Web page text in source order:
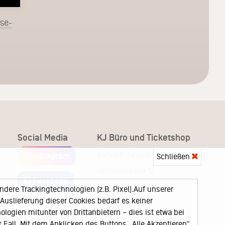
Social Media
Facebook
KJ Büro und Ticketshop
Karsten Jahnke Konzertdirektion
22767 Hamburg
Schließen
Trackingtechnologien (z.B. Pixel).Auf unserer
dieser Cookies bedarf es keiner
mitunter von Drittanbietern – dies ist etwa bei